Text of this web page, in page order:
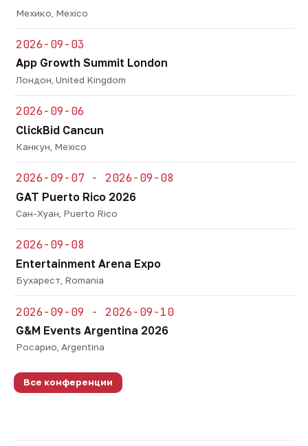
Мехико, Mexico
2026-09-03
App Growth Summit London
Лондон, United Kingdom
2026-09-06
ClickBid Cancun
Канкун, Mexico
2026-09-07 - 2026-09-08
GAT Puerto Rico 2026
Сан-Хуан, Puerto Rico
2026-09-08
Entertainment Arena Expo
Бухарест, Romania
2026-09-09 - 2026-09-10
G&M Events Argentina 2026
Росарио, Argentina
Все конференции